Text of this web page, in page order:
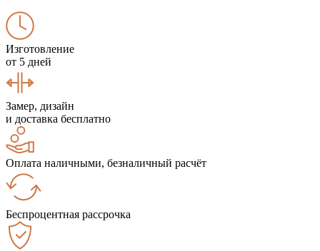
Изготовление
от 5 дней
Замер, дизайн
и доставка бесплатно
Оплата наличными, безналичный расчёт
Беспроцентная рассрочка